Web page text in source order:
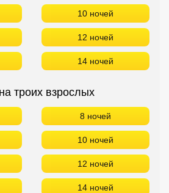
10 ночей
12 ночей
14 ночей
троих взрослых
8 ночей
10 ночей
12 ночей
14 ночей